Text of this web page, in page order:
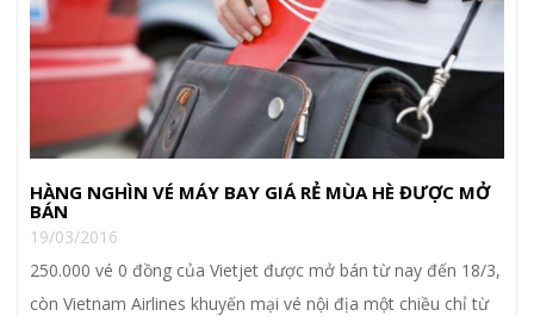
HÀNG NGHÌN VÉ MÁY BAY GIÁ RẺ MÙA HÈ ĐƯỢC MỞ
BÁN
19/03/2016
250.000 vé 0 đồng của Vietjet được mở bán từ nay đến 18/3,
còn Vietnam Airlines khuyến mại vé nội địa một chiều chỉ từ